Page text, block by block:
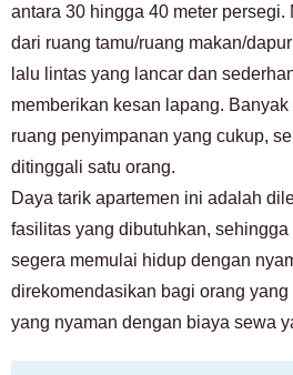
antara 30 hingga 40 meter persegi.
dari ruang tamu/ruang makan/
lalu lintas yang lancar dan
memberikan kesan lapang.
ruang penyimpanan yang cukup,
ditinggali satu orang.
Daya tarik apartemen ini adalah
fasilitas yang dibutuhkan,
segera memulai hidup dengan
direkomendasikan bagi orang
yang nyaman dengan biaya sewa